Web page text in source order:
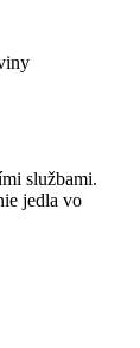
službami.
jedla vo